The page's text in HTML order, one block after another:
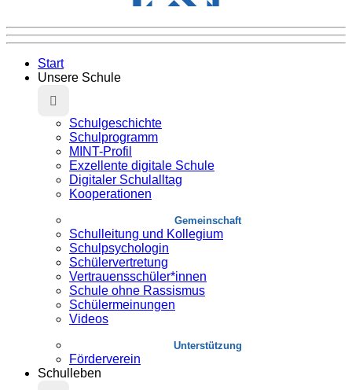
Start
Unsere Schule
Schulgeschichte
Schulprogramm
MINT-Profil
Exzellente digitale Schule
Digitaler Schulalltag
Kooperationen
Gemeinschaft
Schulleitung und Kollegium
Schulpsychologin
Schülervertretung
Vertrauensschüler*innen
Schule ohne Rassismus
Schülermeinungen
Videos
Unterstützung
Förderverein
Schulleben